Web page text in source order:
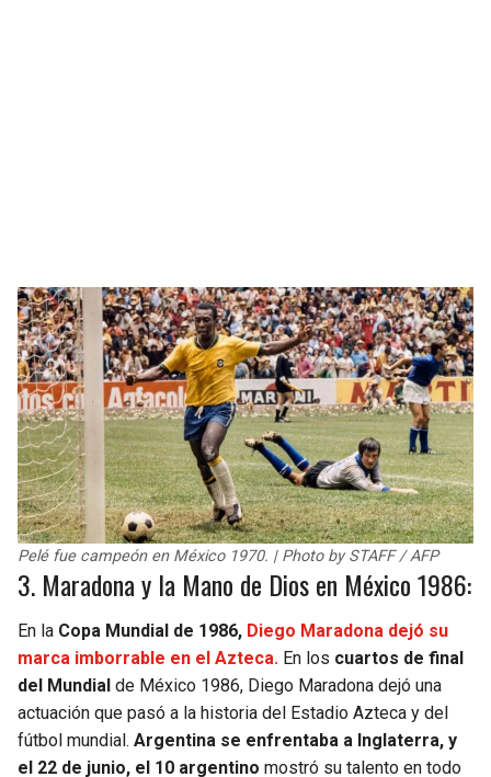
Pelé fue campeón en México 1970. | Photo by STAFF / AFP
3. Maradona y la Mano de Dios en México 1986:
En la Copa Mundial de 1986, Diego Maradona dejó su
marca imborrable en el Azteca. En los cuartos de final
del Mundial de México 1986, Diego Maradona dejó una
actuación que pasó a la historia del Estadio Azteca y del
fútbol mundial. Argentina se enfrentaba a Inglaterra, y
el 22 de junio, el 10 argentino mostró su talento en todo